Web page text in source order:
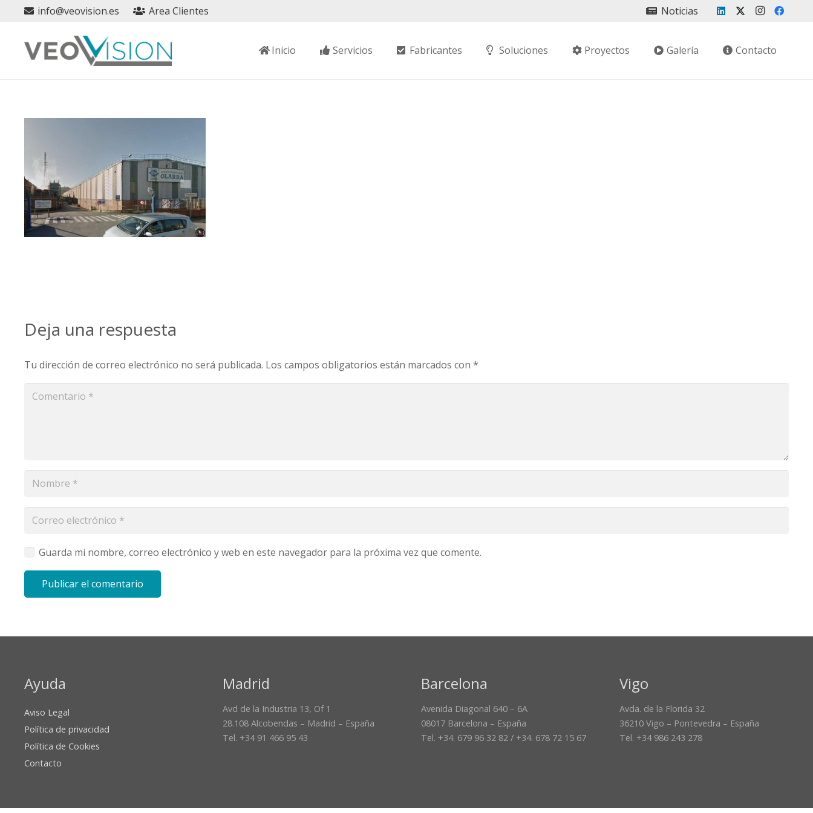
info@veovision.es Area Clientes Noticias
Inicio Servicios Fabricantes Soluciones Proyectos Galería Contacto
Deja una respuesta
Tu dirección de correo electrónico no será publicada. Los campos obligatorios están marcados con *
Guarda mi nombre, correo electrónico y web en este navegador para la próxima vez que comente.
Publicar el comentario
Ayuda
Aviso Legal
Política de privacidad
Política de Cookies
Contacto
Madrid
Avd de la Industria 13, Of 1
28.108 Alcobendas – Madrid – España
Tel. +34 91 466 95 43
Barcelona
Avenida Diagonal 640 – 6A
08017 Barcelona – España
Tel. +34. 679 96 32 82 / +34. 678 72 15 67
Vigo
Avda. de la Florida 32
36210 Vigo – Pontevedra – España
Tel. +34 986 243 278